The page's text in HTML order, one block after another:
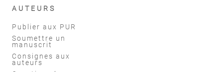
AUTEURS
Publier aux PUR
Soumettre un
manuscrit
Consignes aux
auteurs